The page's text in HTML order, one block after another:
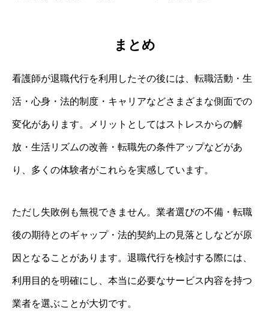
まとめ
看護師が退職代行を利用したその後には、転職活動・生
活・心身・法的制度・キャリアなどさまざまな側面での
変化があります。メリットとしてはストレスからの解
放・生活リズムの改善・転職先の条件アップなどがあ
り、多くの体験者がこれらを実感しています。
ただし失敗例も無視できません。業者選びの不備・転職
後の期待とのギャップ・法的契約上の見落としなどが原
因となることがあります。退職代行を検討する際には、
利用目的を明確にし、本当に必要なサービス内容を持つ
業者を選ぶことが大切です。